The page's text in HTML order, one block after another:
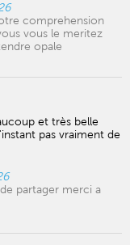
comprehension
vous le meritez
opale
et très belle
pas vraiment de
partager merci a